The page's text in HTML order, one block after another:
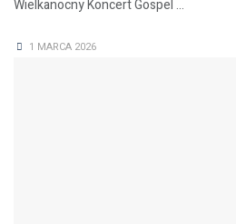
Wielkanocny Koncert Gospel ...
1 MARCA 2026